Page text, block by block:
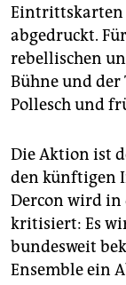
Eintrittskarten
abgedruckt.
rebellischen
Bühne und der
Pollesch und
Die Aktion ist
den künftigen
Dercon wird in
kritisiert: Es
bundesweit
Ensemble ein